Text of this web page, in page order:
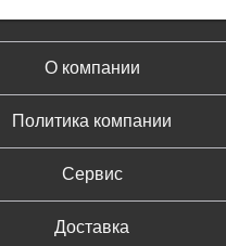
О компании
Политика компании
Сервис
Доставка